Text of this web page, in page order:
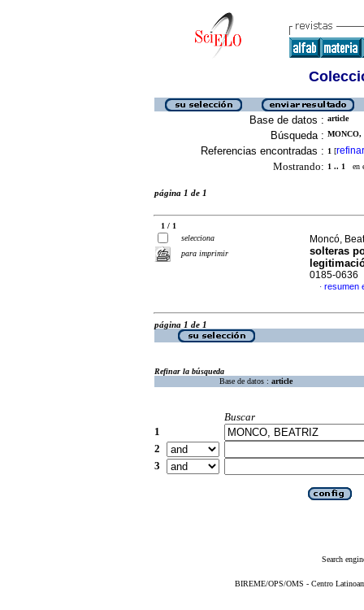
Base de datos : article
Búsqueda :
Referencias encontradas : 1 [refinar
Mostrando: 1 .. 1 en
página 1 de 1
1 / 1
selecciona
para imprimir
Moncó,
solteras
0185-0636
· resumen
página 1 de 1
Refinar la búsqueda
Base de datos : article
Buscar
1
2
3
Search
BIREME/OPS/OMS - Centro